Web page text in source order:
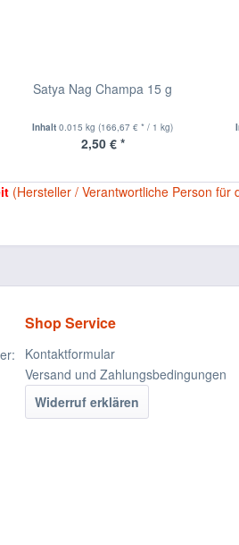
Satya Nag Champa 15 g
Inhalt0.015 kg(166,67 € * / 1 kg)
2,50 € *
(Hersteller / Verantwortliche Person für
Shop Service
Kontaktformular
Versand und Zahlungsbedingungen
Widerruf erklären